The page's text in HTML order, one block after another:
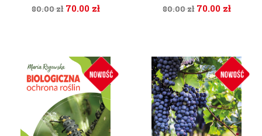
80.00zł 70.00 zł 80.00zł 70.00 zł